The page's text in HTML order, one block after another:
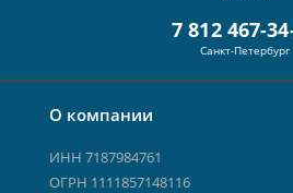
О компании
ИНН 7187984761
ОГРН 1111857148116
7 812 467-
Санкт-Петербург